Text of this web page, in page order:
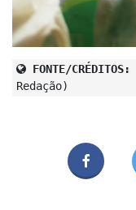
FONTE/CRÉDITOS:
Redação)